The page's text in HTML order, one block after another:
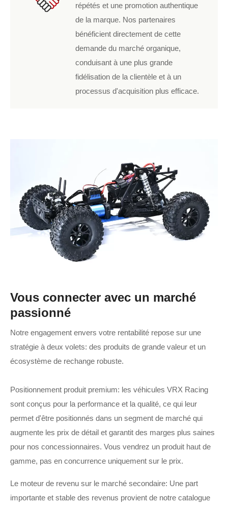
répétés et une promotion authentique
de la marque. Nos partenaires
bénéficient directement de cette
demande du marché organique,
conduisant à une plus grande
fidélisation de la clientèle et à un
processus d'acquisition plus efficace.
Vous connecter avec un marché
passionné
Notre engagement envers votre rentabilité repose sur une
stratégie à deux volets: des produits de grande valeur et un
écosystème de rechange robuste.
Positionnement produit premium: les véhicules VRX Racing
sont conçus pour la performance et la qualité, ce qui leur
permet d'être positionnés dans un segment de marché qui
augmente les prix de détail et garantit des marges plus saines
pour nos concessionnaires. Vous vendrez un produit haut de
gamme, pas en concurrence uniquement sur le prix.
Le moteur de revenu sur le marché secondaire: Une part
importante et stable des revenus provient de notre catalogue